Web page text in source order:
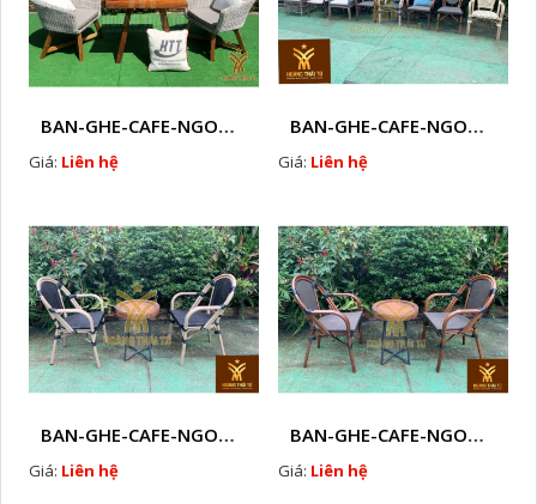
BAN-GHE-CAFE-NGOAI-TROI-J25
Giá: Liên hệ
BAN-GHE-CAFE-NGOAI-TROI-J26
Giá: Liên hệ
BAN-GHE-CAFE-NGOAI-TROI-J27
Giá: Liên hệ
BAN-GHE-CAFE-NGOAI-TROI-J28
Giá: Liên hệ